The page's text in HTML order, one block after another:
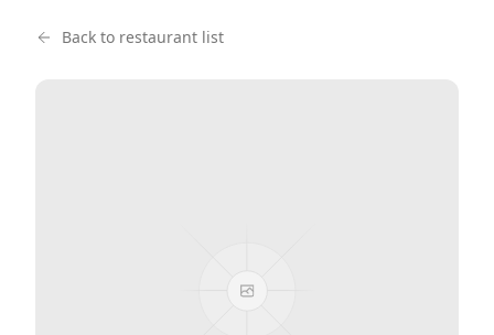
Back to restaurant list